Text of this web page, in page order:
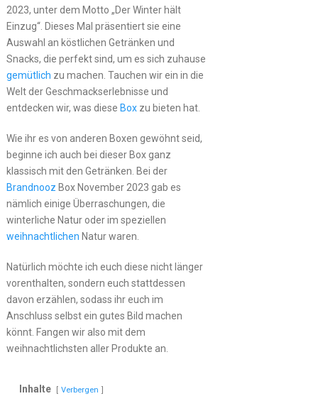
2023, unter dem Motto „Der Winter hält
Einzug“. Dieses Mal präsentiert sie eine
Auswahl an köstlichen Getränken und
Snacks, die perfekt sind, um es sich zuhause
gemütlich zu machen. Tauchen wir ein in die
Welt der Geschmackserlebnisse und
entdecken wir, was diese Boxzu bieten hat.
Wie ihr es von anderen Boxen gewöhnt seid,
beginne ich auch bei dieser Box ganz
klassisch mit den Getränken. Bei der
Brandnooz Box November 2023 gab es
nämlich einige Überraschungen, die
winterliche Natur oder im speziellen
weihnachtlichen Natur waren.
Natürlich möchte ich euch diese nicht länger
vorenthalten, sondern euch stattdessen
davon erzählen, sodass ihr euch im
Anschluss selbst ein gutes Bild machen
könnt. Fangen wir also mit dem
weihnachtlichsten aller Produkte an.
Inhalte Verbergen